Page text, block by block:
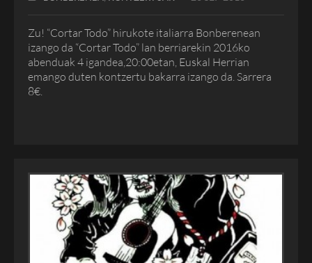
Zu! “Cortar Todo” hirukote italiarra Bonberenean
izango da “Cortar Todo” lan berriarekin 2016ko
abenduak 4 igandea,20:00etan, Euskal Herrian
emango duten kontzertu bakarra izango da. Sarrera
8€.